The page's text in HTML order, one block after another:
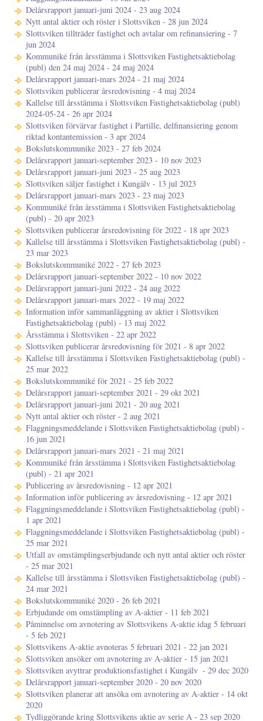
Delårsrapport januari-juni 2024 - 23 aug 2024
Nytt antal aktier och röster i Slottsviken - 28 jun 2024
Slottsviken tillträder fastighet och avtalar om refinansiering - 7
jun 2024
Kommuniké från årsstämma i Slottsviken Fastighetsaktiebolag
(publ) den 24 maj 2024 - 24 maj 2024
Delårsrapport januari-mars 2024 - 21 maj 2024
Slottsviken publicerar årsredovisning - 4 maj 2024
Kallelse till årsstämma i Slottsviken Fastighetsaktiebolag (publ)
2024-05-24 - 26 apr 2024
Slottsviken förvärvar fastighet i Partille, delfinansiering genom
riktad kontantemission - 3 apr 2024
Bokslutskommunike 2023 - 27 feb 2024
Delårsrapport januari-september 2023 - 10 nov 2023
Delårsrapport januari-juni 2023 - 25 aug 2023
Slottsviken säljer fastighet i Kungälv - 13 jul 2023
Delårsrapport januari-mars 2023 - 23 maj 2023
Kommuniké från årsstämma i Slottsviken Fastighetsaktiebolag
(publ) - 20 apr 2023
Slottsviken publicerar årsredovisning för 2022 - 18 apr 2023
Kallelse till årsstämma i Slottsviken Fastighetsaktiebolag (publ) -
23 mar 2023
Bokslutskommuniké 2022 - 27 feb 2023
Delårsrapport januari-september 2022 - 10 nov 2022
Delårsrapport januari-juni 2022 - 24 aug 2022
Delårsrapport januari-mars 2022 - 19 maj 2022
Information inför sammanläggning av aktier i Slottsviken
Fastighetsaktiebolag (publ) - 13 maj 2022
Årsstämma i Slottsviken - 22 apr 2022
Slottsviken publicerar årsredovisning för 2021 - 8 apr 2022
Kallelse till årsstämma i Slottsviken Fastighetsaktiebolag (publ) -
25 mar 2022
Bokslutskommuniké för 2021 - 25 feb 2022
Delårsrapport januari-september 2021 - 29 okt 2021
Delårsrapport januari-juni 2021 - 20 aug 2021
Nytt antal aktier och röster - 2 aug 2021
Flaggningsmeddelande i Slottsviken Fastighetsaktiebolag (publ) -
16 jun 2021
Delårsrapport januari-mars 2021 - 21 maj 2021
Kommuniké från årsstämma i Slottsviken Fastighetsaktiebolag
(publ) - 21 apr 2021
Publicering av årsredovisning - 12 apr 2021
Information inför publicering av årsredovisning - 12 apr 2021
Flaggningsmeddelande i Slottsviken Fastighetsaktiebolag (publ) -
1 apr 2021
Flaggningsmeddelande i Slottsviken Fastighetsaktiebolag (publ) -
25 mar 2021
Utfall av omstämplingserbjudande och nytt antal aktier och röster
- 25 mar 2021
Kallelse till årsstämma i Slottsviken Fastighetsaktiebolag (publ) -
24 mar 2021
Bokslutskommuniké 2020 - 26 feb 2021
Erbjudande om omstämpling av A-aktier - 11 feb 2021
Påminnelse om avnotering av Slottsvikens A-aktie idag 5 februari
- 5 feb 2021
Slottsvikens A-aktie avnoteras 5 februari 2021 - 22 jan 2021
Slottsviken ansöker om avnotering av A-aktier - 15 jan 2021
Slottsviken avyttrar produktionsfastighet i Kungälv ​​​​​​​ - 29 dec 2020
Delårsrapport januari-september 2020 - 20 nov 2020
Slottsviken planerar att ansöka om avnotering av A-aktier - 14 okt
2020
Tydliggörande kring Slottsvikens aktie av serie A - 23 sep 2020